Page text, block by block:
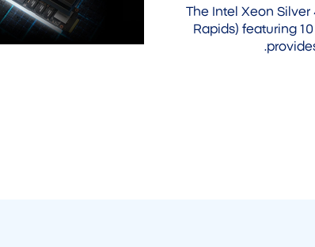
The Intel Xeon Silver
Rapids) featuring